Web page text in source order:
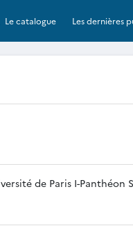
Le catalogue Les dernières
de Paris I-